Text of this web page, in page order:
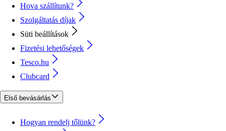
Hova szállítunk?
Szolgáltatás díjak
Süti beállítások
Fizetési lehetőségek
Tesco.hu
Clubcard
Első bevásárlás
Hogyan rendelj tőlünk?